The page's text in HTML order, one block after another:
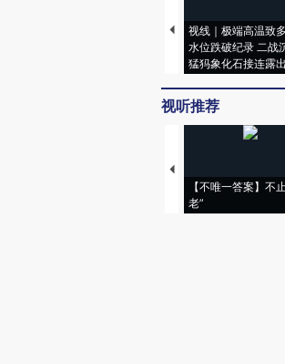
视线｜极端高温致
水位跌破纪录 二战
猛犸象化石接连露出
视听推荐
【不唯一答案】不
老”